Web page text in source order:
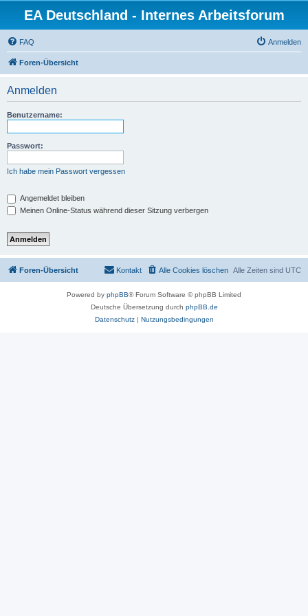
EA Deutschland - Internes Arbeitsforum
FAQ Anmelden
Foren-Übersicht
Anmelden
Benutzername:
Passwort:
Ich habe mein Passwort vergessen
Angemeldet bleiben
Meinen Online-Status während dieser Sitzung verbergen
Foren-Übersicht Alle Zeiten sind UTC
Alle Cookies löschen
Kontakt
Powered by phpBB® Forum Software © phpBB Limited
Deutsche Übersetzung durch phpBB.de
Datenschutz| Nutzungsbedingungen